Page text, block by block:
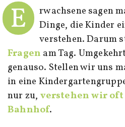
E
rwachsene sagen
Dinge, die Kinder
verstehen. Darum
Fragen am Tag.
genauso. Stellen wir uns
in eine
nur zu, verstehen wir oft
Bahnhof.